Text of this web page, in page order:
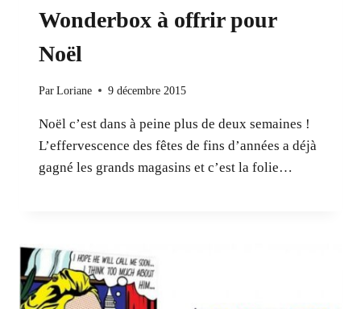
Wonderbox à offrir pour
Noël
Par Loriane 9 décembre 2015
Noël c’est dans à peine plus de deux semaines !
L’effervescence des fêtes de fins d’années a déjà
gagné les grands magasins et c’est la folie…